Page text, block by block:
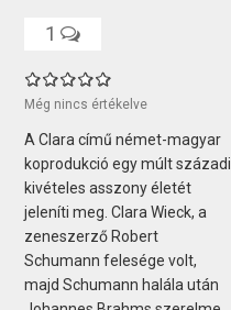
1
Még nincs értékelve
A Clara című német-magyar
koprodukció egy múlt századi
kivételes asszony életét
jeleníti meg. Clara Wieck, a
zeneszerző Robert
Schumann felesége volt,
majd Schumann halála után